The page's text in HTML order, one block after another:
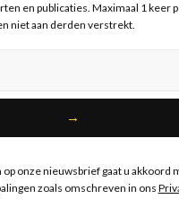
en publicaties. Maximaal 1 keer
niet aan derden verstrekt.
onze nieuwsbrief gaat u akkoord
zoals omschreven in ons